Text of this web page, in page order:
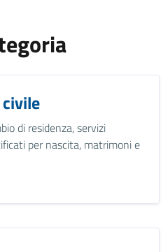
di residenza, servizi
per nascita, matrimoni e